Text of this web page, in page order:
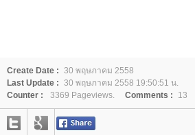
Create Date : 30 พฤษภาคม 2558
Last Update : 30 พฤษภาคม 2558 19:50:51 น.
Counter :
3369 Pageviews. Comments : 13